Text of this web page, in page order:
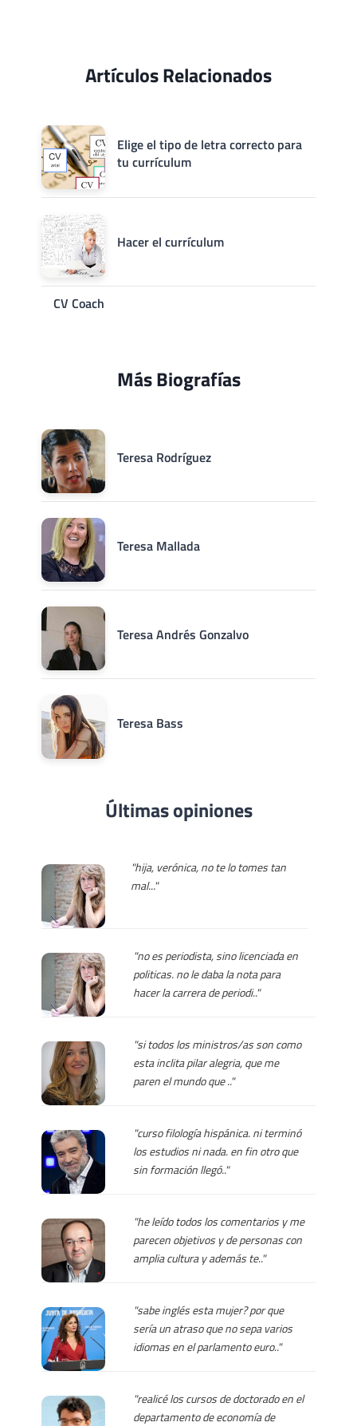
Artículos Relacionados
Elige el tipo de letra correcto para
tu currículum
Hacer el currículum
CV Coach
Más Biografías
Teresa Rodríguez
Teresa Mallada
Teresa Andrés Gonzalvo
Teresa Bass
Últimas opiniones
"hija, verónica, no te lo tomes tan
mal..."
"no es periodista, sino licenciada en
politicas. no le daba la nota para
hacer la carrera de periodi.."
"si todos los ministros/as son como
esta inclita pilar alegria, que me
paren el mundo que .."
"curso filología hispánica. ni terminó
los estudios ni nada. en fin otro que
sin formación llegó.."
"he leído todos los comentarios y me
parecen objetivos y de personas con
amplia cultura y además te.."
"sabe inglés esta mujer? por que
sería un atraso que no sepa varios
idiomas en el parlamento euro.."
"realicé los cursos de doctorado en el
departamento de economía de